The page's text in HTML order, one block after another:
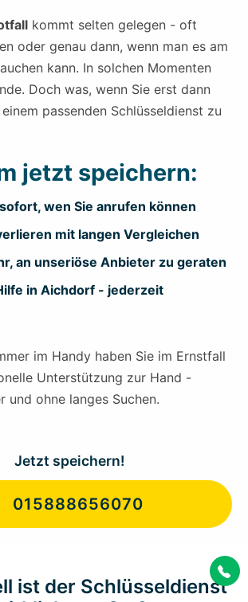
kommt selten gelegen - oft
oder genau dann, wenn man es am
kann. In solchen Momenten
Doch was, wenn Sie erst dann
passenden Schlüsseldienst zu
jetzt speichern:
wen Sie anrufen können
mit langen Vergleichen
an unseriöse Anbieter zu geraten
in Aichdorf - jederzeit
im Handy haben Sie im Ernstfall
Unterstützung zur Hand -
und ohne langes Suchen.
Jetzt speichern!
015888656070
ist der Schlüsseldienst